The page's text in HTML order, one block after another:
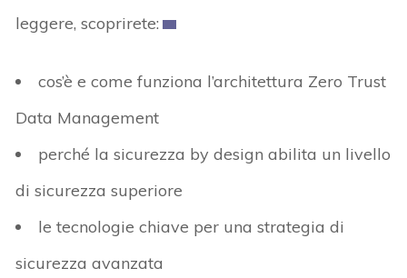
leggere, scoprirete:
cos’è e come funziona l’architettura Zero Trust
Data Management
perché la sicurezza by design abilita un livello
di sicurezza superiore
le tecnologie chiave per una strategia di
sicurezza avanzata